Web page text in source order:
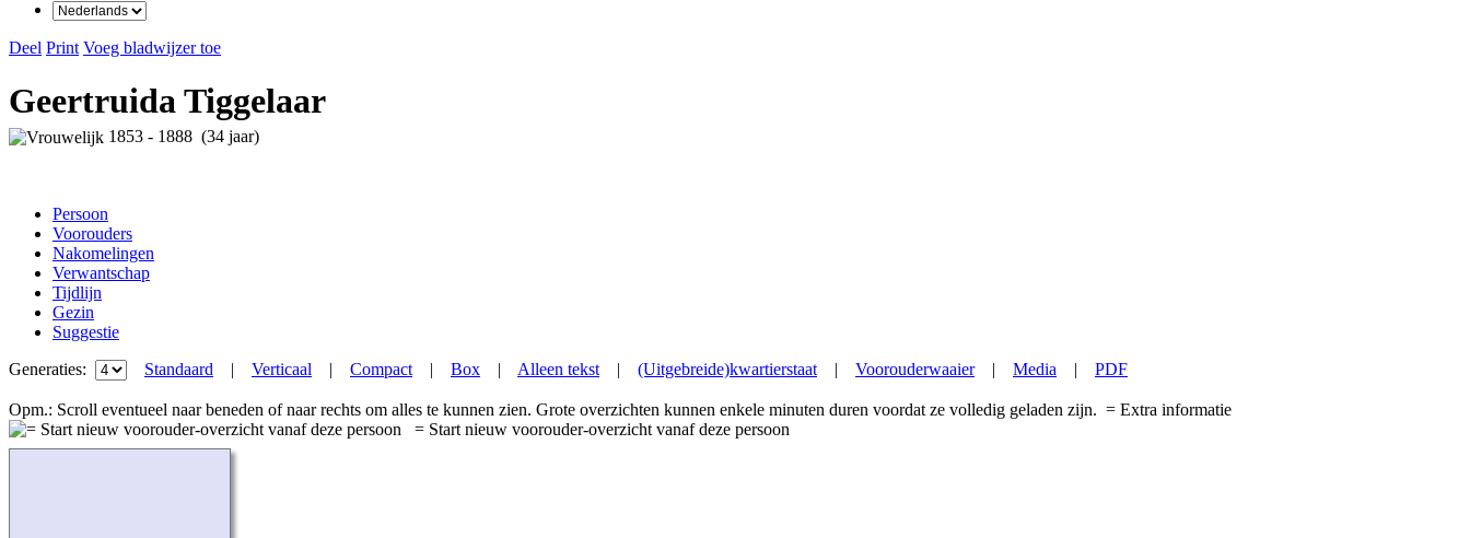
Deel Print Voeg bladwijzer toe
Geertruida Tiggelaar
1853 - 1888 (34 jaar)
Persoon
Voorouders
Nakomelingen
Verwantschap
Tijdlijn
Gezin
Suggestie
Generaties:
Standaard | Verticaal | Compact | Box | Alleen tekst | (Uitgebreide)kwartierstaat | Voorouderwaaier| Media | PDF
Opm.: Scroll eventueel naar beneden of naar rechts om alles te kunnen zien. Grote overzichten kunnen enkele minuten duren voordat ze volledig geladen zijn. = Extra informatie
= Start nieuw voorouder-overzicht vanaf deze persoon